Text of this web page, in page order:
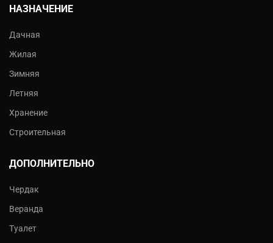
НАЗНАЧЕНИЕ
Дачная
Жилая
Зимняя
Летняя
Хранение
Строительная
ДОПОЛНИТЕЛЬНО
Чердак
Веранда
Туалет